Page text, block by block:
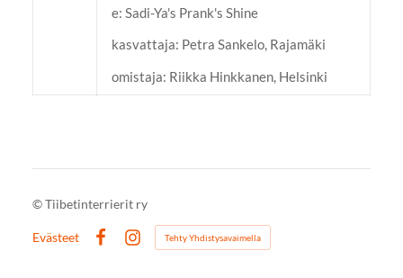
e: Sadi-Ya's Prank's Shine
kasvattaja: Petra Sankelo, Rajamäki
omistaja: Riikka Hinkkanen, Helsinki
©Tiibetinterrierit ry
Evästeet
Instagram
Tehty Yhdistysavaimella